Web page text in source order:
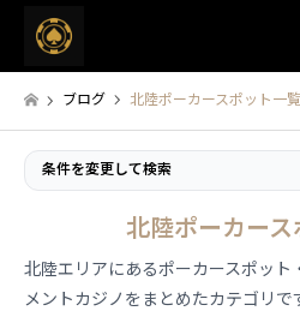
ブログ 北陸ポーカースポット一覧
条件を変更して検索
北陸ポーカー
北陸エリアにあるポーカースポッ
メントカジノをまとめたカテゴリ